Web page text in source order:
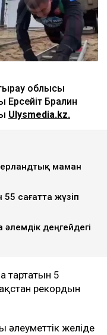
облысы
Бралин
Ulysmedia.kz.
маман
сағатта жүзіп
әлемдік деңгейдегі
тартатын 5
рекордын
желіде